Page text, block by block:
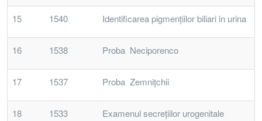
15 1540 Identificarea pigmenţiilor biliari in urina
16 1538 Proba Neciporenco
17 1537 Proba Zemniţchii
18 1533 Examenul secreţiilor urogenitale